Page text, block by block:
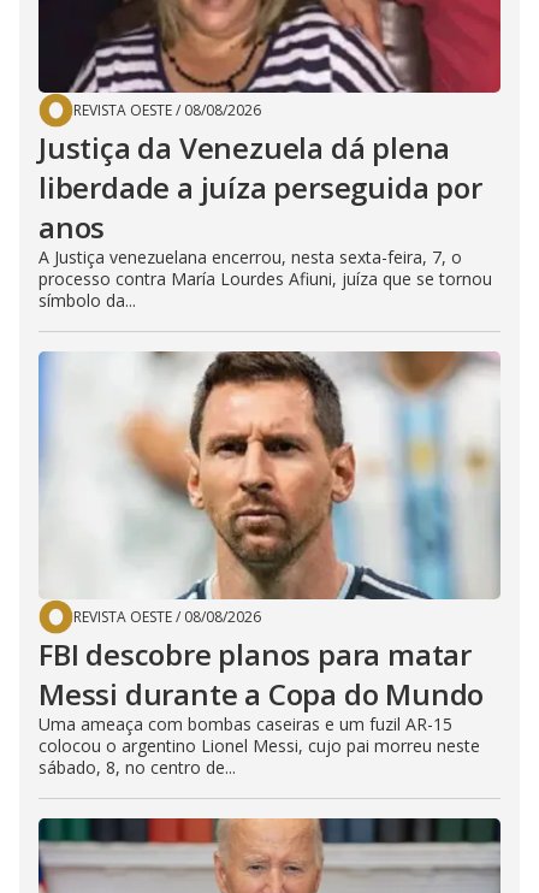
REVISTA OESTE/ 08/08/2026
Justiça da Venezuela dá plena
liberdade a juíza perseguida por
anos
A Justiça venezuelana encerrou, nesta sexta-feira, 7, o
processo contra María Lourdes Afiuni, juíza que se tornou
símbolo da...
REVISTA OESTE/ 08/08/2026
FBI descobre planos para matar
Messi durante a Copa do Mundo
Uma ameaça com bombas caseiras e um fuzil AR-15
colocou o argentino Lionel Messi, cujo pai morreu neste
sábado, 8, no centro de...